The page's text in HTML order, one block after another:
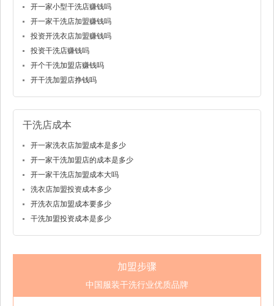
开一家小型干洗店赚钱吗
开一家干洗店加盟赚钱吗
投资开洗衣店加盟赚钱吗
投资干洗店赚钱吗
开个干洗加盟店赚钱吗
开干洗加盟店挣钱吗
干洗店成本
开一家洗衣店加盟成本是多少
开一家干洗加盟店的成本是多少
开一家干洗店加盟成本大吗
洗衣店加盟投资成本多少
开洗衣店加盟成本要多少
干洗加盟投资成本是多少
加盟步骤
中国服装干洗行业优质品牌